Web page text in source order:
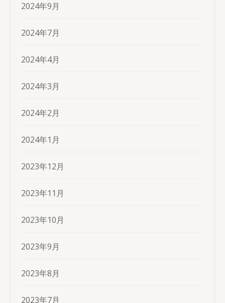
2024年9月
2024年7月
2024年4月
2024年3月
2024年2月
2024年1月
2023年12月
2023年11月
2023年10月
2023年9月
2023年8月
2023年7月